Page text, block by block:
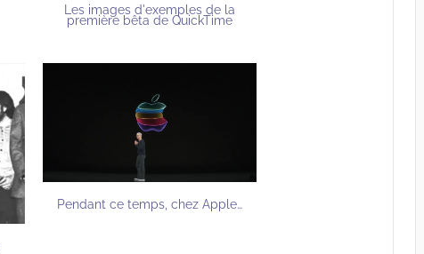
Les images d'exemples de la
première bêta de QuickTime
Pendant ce temps, chez Apple…